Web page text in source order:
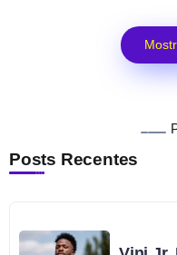
Posts Recentes